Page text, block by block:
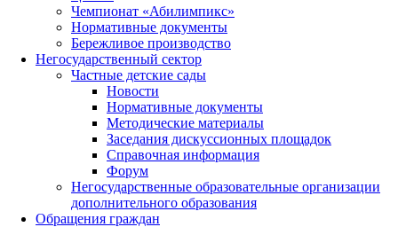
Чемпионат «Абилимпикс»
Нормативные документы
Бережливое производство
Негосударственный сектор
Частные детские сады
Новости
Нормативные документы
Методические материалы
Заседания дискуссионных площадок
Справочная информация
Форум
Негосударственные образовательные организации
дополнительного образования
Обращения граждан